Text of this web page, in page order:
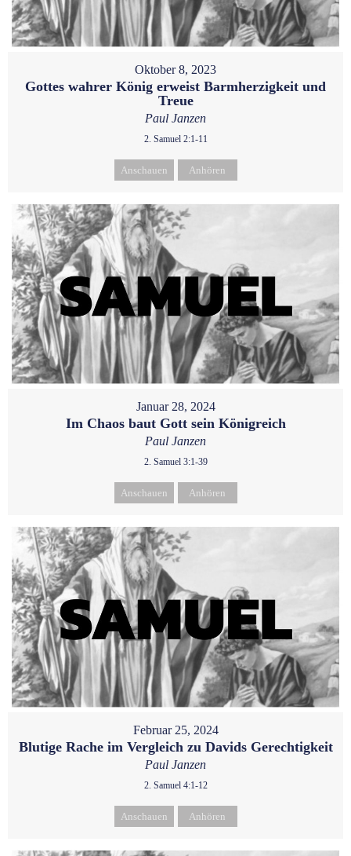
Oktober 8, 2023
Gottes wahrer König erweist Barmherzigkeit und
Treue
Paul Janzen
2. Samuel 2:1-11
Anschauen Anhören
Januar 28, 2024
Im Chaos baut Gott sein Königreich
Paul Janzen
2. Samuel 3:1-39
Anschauen Anhören
Februar 25, 2024
Blutige Rache im Vergleich zu Davids Gerechtigkeit
Paul Janzen
2. Samuel 4:1-12
Anschauen Anhören